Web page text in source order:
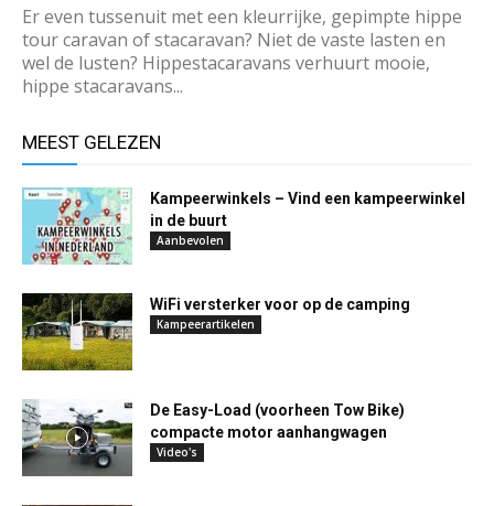
Er even tussenuit met een kleurrijke, gepimpte hippe
tour caravan of stacaravan? Niet de vaste lasten en
wel de lusten? Hippestacaravans verhuurt mooie,
hippe stacaravans...
MEEST GELEZEN
Kampeerwinkels – Vind een kampeerwinkel
in de buurt
Aanbevolen
WiFi versterker voor op de camping
Kampeerartikelen
De Easy-Load (voorheen Tow Bike)
compacte motor aanhangwagen
Video's